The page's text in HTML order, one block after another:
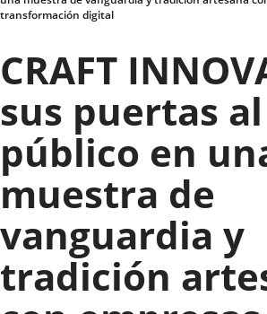
de
Valladolid
transformación digital
CRAFT
sus puertas al
público en
muestra de
vanguardia y
tradición